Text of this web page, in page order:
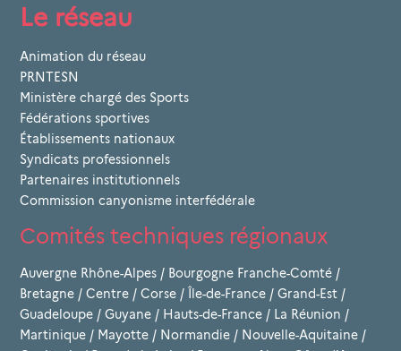
Le réseau
Animation du réseau
PRNTESN
Ministère chargé des Sports
Fédérations sportives
Établissements nationaux
Syndicats professionnels
Partenaires institutionnels
Commission canyonisme interfédérale
Comités techniques régionaux
Auvergne Rhône-Alpes / Bourgogne Franche-Comté /
Bretagne / Centre / Corse / Île-de-France / Grand-Est /
Guadeloupe / Guyane / Hauts-de-France / La Réunion /
Martinique / Mayotte / Normandie / Nouvelle-Aquitaine /